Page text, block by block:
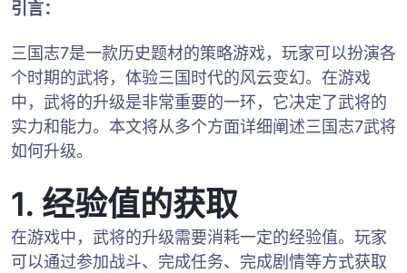
引言：
三国志7是一款历史题材的策略游戏，玩家可以扮演各
个时期的武将，体验三国时代的风云变幻。在游戏
中，武将的升级是非常重要的一环，它决定了武将的
实力和能力。本文将从多个方面详细阐述三国志7武将
如何升级。
1. 经验值的获取
在游戏中，武将的升级需要消耗一定的经验值。玩家
可以通过参加战斗、完成任务、完成剧情等方式获取